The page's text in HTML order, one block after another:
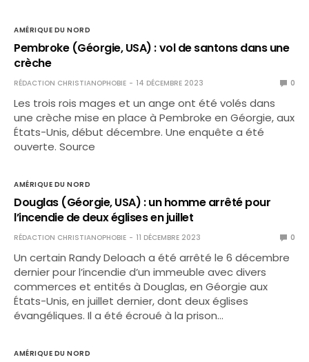
AMÉRIQUE DU NORD
Pembroke (Géorgie, USA) : vol de santons dans une
crèche
RÉDACTION CHRISTIANOPHOBIE 14 DÉCEMBRE 2023 0
Les trois rois mages et un ange ont été volés dans
une crèche mise en place à Pembroke en Géorgie, aux
États-Unis, début décembre. Une enquête a été
ouverte. Source
AMÉRIQUE DU NORD
Douglas (Géorgie, USA) : un homme arrêté pour
l’incendie de deux églises en juillet
RÉDACTION CHRISTIANOPHOBIE 11 DÉCEMBRE 2023 0
Un certain Randy Deloach a été arrêté le 6 décembre
dernier pour l’incendie d’un immeuble avec divers
commerces et entités à Douglas, en Géorgie aux
États-Unis, en juillet dernier, dont deux églises
évangéliques. Il a été écroué à la prison…
AMÉRIQUE DU NORD